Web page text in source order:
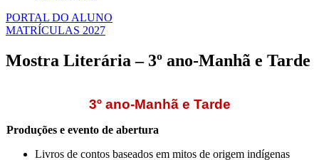
PORTAL DO ALUNO
MATRÍCULAS 2027
Mostra Literária – 3º ano-Manhã e Tarde
3º ano-Manhã e Tarde
Produções e evento de abertura
Livros de contos baseados em mitos de origem indígenas